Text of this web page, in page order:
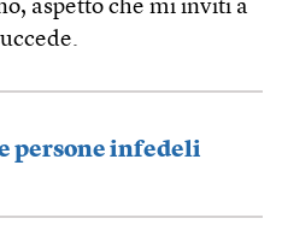
aspetto che mi inviti a
persone infedeli